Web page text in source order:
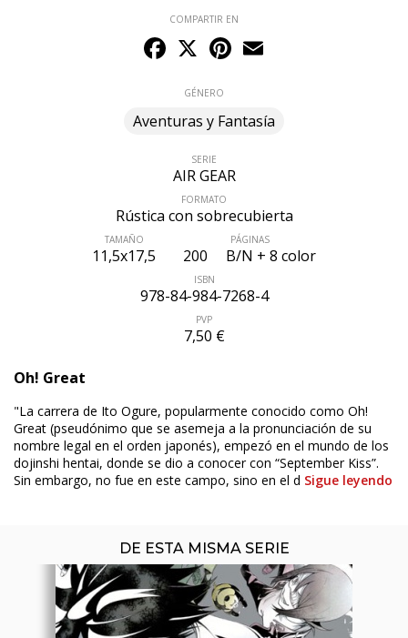
COMPARTIR EN
Facebook
X Pinterest
GÉNERO
Aventuras y Fantasía
SERIE
AIR GEAR
FORMATO
Rústica con sobrecubierta
TAMAÑO
11,5x17,5
PÁGINAS
200 B/N + 8 color
ISBN
978-84-984-7268-4
PVP
7,50 €
Oh! Great
"La carrera de Ito Ogure, popularmente conocido como Oh!
Great (pseudónimo que se asemeja a la pronunciación de su
nombre legal en el orden japonés), empezó en el mundo de los
dojinshi hentai, donde se dio a conocer con “September Kiss”.
Sin embargo, no fue en este campo, sino en el d Sigue leyendo
DE ESTA MISMA SERIE